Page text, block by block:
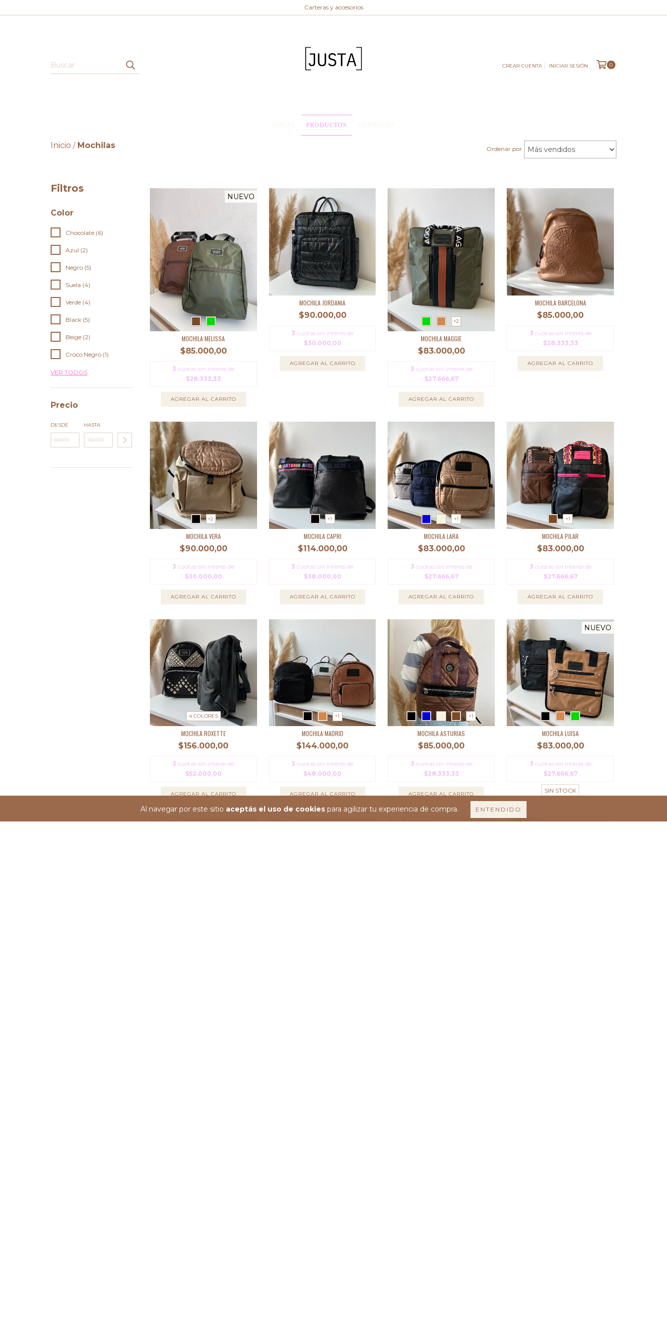
Al navegar por este sitio aceptás el uso de cookies para agilizar tu experiencia de compra. ENTENDIDO
Carteras y accesorios
CREAR CUENTA INICIAR SESIÓN 0
INICIO PRODUCTOS CONTACTO
Inicio / Mochilas Ordenar por
Filtros
Color
Chocolate (6)
Azul (2)
Negro (5)
Suela (4)
Verde (4)
Black (5)
Beige (2)
Croco Negro (1)
VER TODOS
Precio
DESDE HASTA
NUEVO
MOCHILA MELISSA
$85.000,00
3 cuotas sin interés de
$28.333,33
AGREGAR AL CARRITO
MOCHILA JORDANIA
$90.000,00
3 cuotas sin interés de
$30.000,00
AGREGAR AL CARRITO
+2
MOCHILA MAGGIE
$83.000,00
3 cuotas sin interés de
$27.666,67
AGREGAR AL CARRITO
MOCHILA BARCELONA
$85.000,00
3 cuotas sin interés de
$28.333,33
AGREGAR AL CARRITO
+2
MOCHILA VERA
$90.000,00
3 cuotas sin interés de
$30.000,00
AGREGAR AL CARRITO
+1
MOCHILA CAPRI
$114.000,00
3 cuotas sin interés de
$38.000,00
AGREGAR AL CARRITO
+1
MOCHILA LARA
$83.000,00
3 cuotas sin interés de
$27.666,67
AGREGAR AL CARRITO
+1
MOCHILA PILAR
$83.000,00
3 cuotas sin interés de
$27.666,67
AGREGAR AL CARRITO
4 COLORES
MOCHILA ROXETTE
$156.000,00
3 cuotas sin interés de
$52.000,00
AGREGAR AL CARRITO
+1
MOCHILA MADRID
$144.000,00
3 cuotas sin interés de
$48.000,00
AGREGAR AL CARRITO
+1
MOCHILA ASTURIAS
$85.000,00
3 cuotas sin interés de
$28.333,33
AGREGAR AL CARRITO
NUEVO
MOCHILA LUISA
$83.000,00
3 cuotas sin interés de
$27.666,67
SIN STOCK